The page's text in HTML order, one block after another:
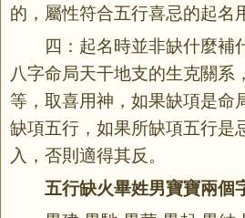
的，屬性符合五行喜忌的起名
四：起名時並非缺什麼補
八字命局天干地支的生克關系
等，取喜用神，如果缺項是命
缺項五行，如果所缺項五行是
入，否則適得其反。
五行缺火畢姓男寶寶兩個